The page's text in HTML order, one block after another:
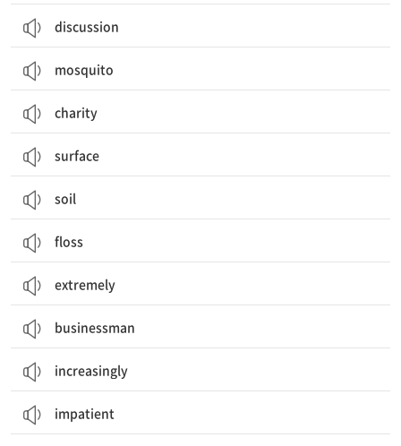
discussion
mosquito
charity
surface
soil
floss
extremely
businessman
increasingly
impatient